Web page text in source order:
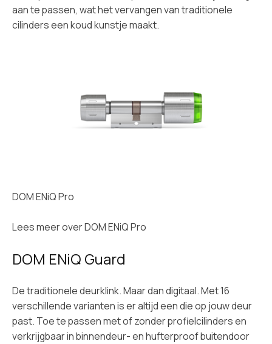
aan te passen, wat het vervangen van traditionele
cilinders een koud kunstje maakt.
DOM ENiQ Pro
Lees meer overDOM ENiQ Pro
DOM ENiQ Guard
De traditionele deurklink. Maar dan digitaal. Met 16
verschillende varianten is er altijd een die op jouw deur
past. Toe te passen met of zonder profielcilinders en
verkrijgbaar in binnendeur- en hufterproof buitendoor